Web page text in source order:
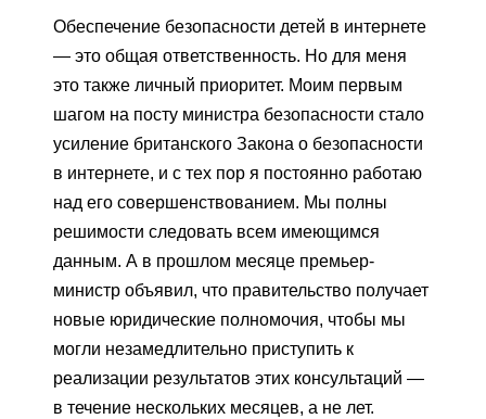
Обеспечение безопасности детей в интернете
— это общая ответственность. Но для меня
это также личный приоритет. Моим первым
шагом на посту министра безопасности стало
усиление британского Закона о безопасности
в интернете, и с тех пор я постоянно работаю
над его совершенствованием. Мы полны
решимости следовать всем имеющимся
данным. А в прошлом месяце премьер-
министр объявил, что правительство получает
новые юридические полномочия, чтобы мы
могли незамедлительно приступить к
реализации результатов этих консультаций —
в течение нескольких месяцев, а не лет.